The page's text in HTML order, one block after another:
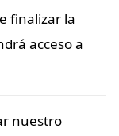
finalizar la
acceso a
nuestro